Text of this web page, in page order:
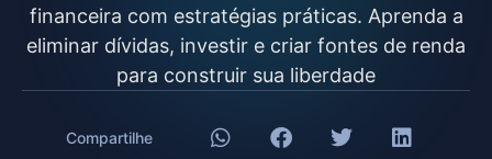
financeira com estratégias práticas. Aprenda a
eliminar dívidas, investir e criar fontes de renda
para construir sua liberdade
Compartilhe